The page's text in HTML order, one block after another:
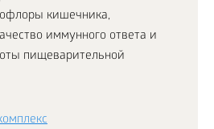
кишечника,
иммунного ответа и
пищеварительной